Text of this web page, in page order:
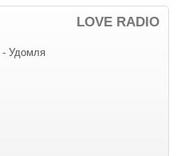
LOVE RADIO